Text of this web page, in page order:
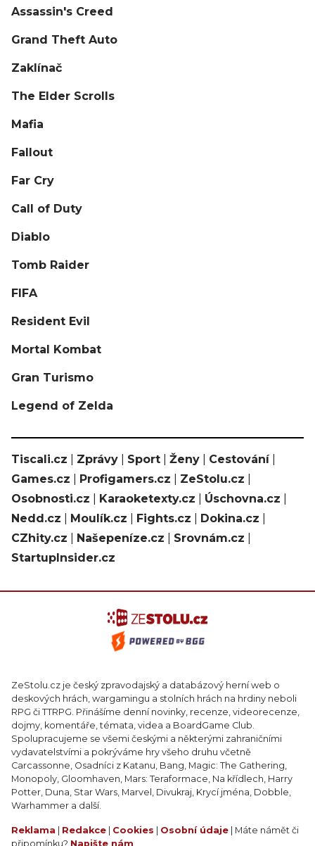
Assassin's Creed
Grand Theft Auto
Zaklínač
The Elder Scrolls
Mafia
Fallout
Far Cry
Call of Duty
Diablo
Tomb Raider
FIFA
Resident Evil
Mortal Kombat
Gran Turismo
Legend of Zelda
Tiscali.cz Zprávy Sport Ženy Cestování|
Games.cz
Profigamers.cz ZeStolu.cz
Osobnosti.cz
Karaoketexty.cz Úschovna.cz
Nedd.cz
Moulík.cz Fights.cz Dokina.cz
CZhity.cz
Našepeníze.cz Srovnám.cz
StartupInsider.cz
ZeStolu.cz je český zpravodajský a databázový herní web o
deskových hrách, wargamingu a stolních hrách na hrdiny neboli
RPG či TTRPG. Přinášíme denní novinky, recenze, videorecenze,
dojmy, komentáře, témata, videa a BoardGame Club.
Spolupracujeme se všemi českými a některými zahraničními
vydavatelstvími a pokrýváme hry všeho druhu včetně
Carcassonne, Osadníci z Katanu, Bang, Magic: The Gathering,
Monopoly, Gloomhaven, Mars: Teraformace, Na křídlech, Harry
Potter, Duna, Star Wars, Marvel, Divukraj, Krycí jména, Dobble,
Warhammer a další.
Reklama Redakce Cookies Osobní údaje | Máte námět či
připomínku? Napište nám